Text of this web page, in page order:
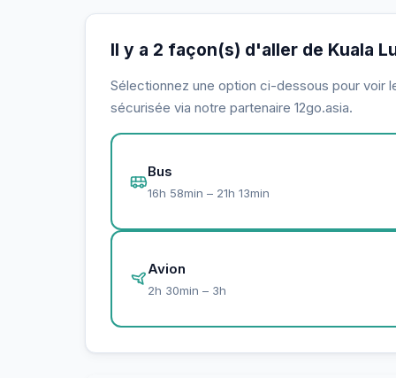
Il y a 2 façon(s) d'aller de Kuala
Sélectionnez une option ci-dessous pour voir
sécurisée via notre partenaire 12go.asia.
Bus
16h 58min – 21h 13min
Avion
2h 30min – 3h